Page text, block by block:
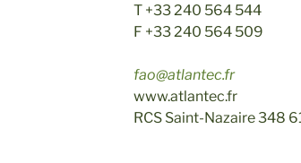
T +33 240 564 544
F +33 240 564 509
fao@atlantec.fr
www.atlantec.fr
RCS Saint-Nazaire 348